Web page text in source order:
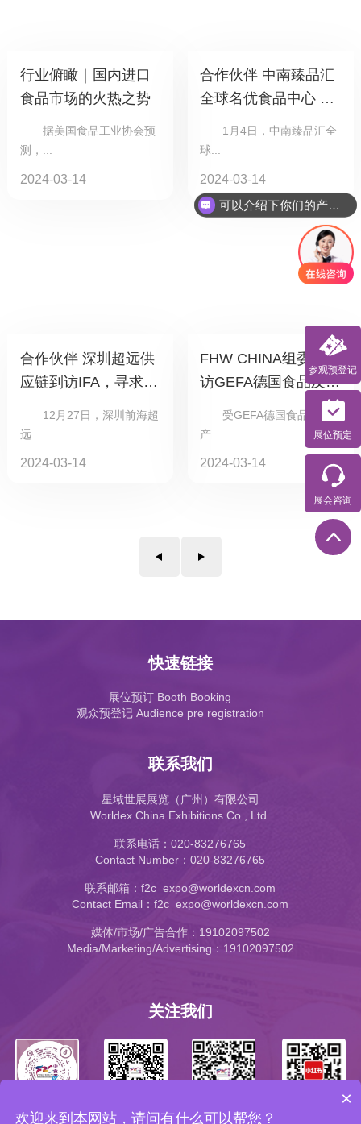
行业俯瞰｜国内进口
食品市场的火热之势
据美国食品工业协会预
测，...
2024-03-14
合作伙伴 中南臻品汇
全球名优食品中心 代
表到访IFA，寻求资
源，共商合作
1月4日，中南臻品汇全
球...
2024-03-14
合作伙伴 深圳超远供
应链到访IFA，寻求共
12月27日，深圳前海超
远...
2024-03-14
FHW CHINA组委会拜
访GEFA德国食品及农
产品出口协会
受GEFA德国食品及农
产...
2024-03-14
快速链接
展位预订 Booth Booking
观众预登记 Audience pre registration
联系我们
星域世展展览（广州）有限公司
Worldex China Exhibitions Co., Ltd.
联系电话：020-83276765
Contact Number：020-83276765
联系邮箱：f2c_expo@worldexcn.com
Contact Email：f2c_expo@worldexcn.com
媒体/市场/广告合作：19102097502
Media/Marketing/Advertising：19102097502
关注我们
抖音号 公众号 视频号
参观预登记
展位预定
展会咨询
可以介绍下你们的产品么
×
欢迎来到本网站，请问有什么可以帮您？